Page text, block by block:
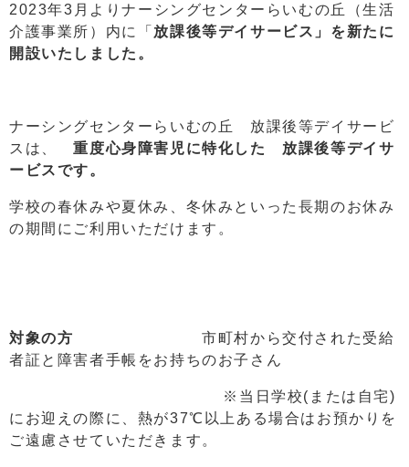
2023年3月よりナーシングセンターらいむの丘（生活
介護事業所）内に「 放課後等デイサービス」を新たに
開設いたしました。
ナーシングセンターらいむの丘 放課後等デイサービ
スは、重度心身障害児に特化した 放課後等デイサ
ービスです。
学校の春休みや夏休み、冬休みといった長期のお休み
の期間にご利用いただけます。
対象の方 市町村から交付された受給
者証と障害者手帳をお持ちのお子さん
※当日学校(または自宅)
にお迎えの際に、熱が37℃以上ある場合はお預かりを
ご遠慮させていただきます。